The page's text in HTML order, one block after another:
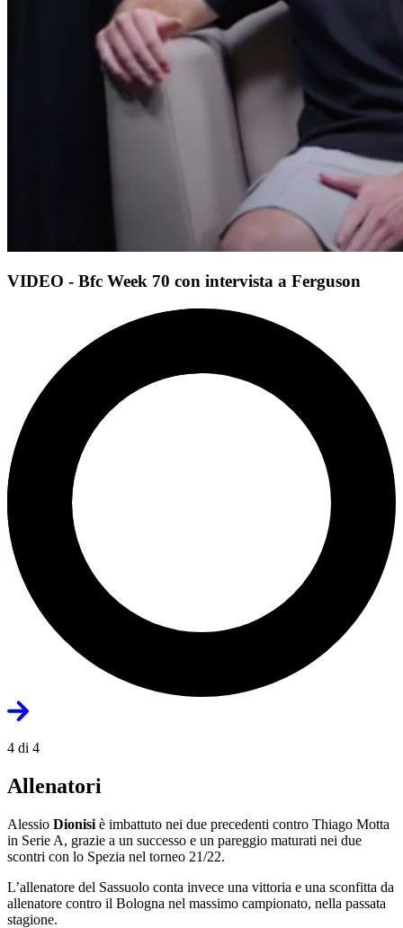
VIDEO - Bfc Week 70 con intervista a Ferguson
4 di 4
Allenatori
Alessio Dionisi è imbattuto nei due precedenti contro Thiago Motta
in Serie A, grazie a un successo e un pareggio maturati nei due
scontri con lo Spezia nel torneo 21/22.
L’allenatore del Sassuolo conta invece una vittoria e una sconfitta da
allenatore contro il Bologna nel massimo campionato, nella passata
stagione.